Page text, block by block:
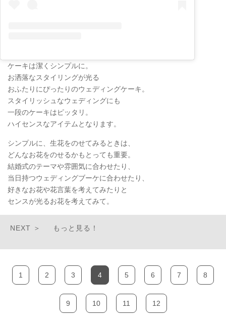
ケーキは潔くシンプルに。
お洒落なスタイリングが光る
おふたりにぴったりのウェディングケーキ。
スタイリッシュなウェディングにも
一段のケーキはピッタリ。
ハイセンスなアイテムとなります。
シンプルに、生花をのせてみるときは、
どんなお花をのせるかもとっても重要。
結婚式のテーマや雰囲気に合わせたり、
当日持つウェディングブーケに合わせたり、
好きなお花や花言葉を考えてみたりと
センスが光るお花を考えてみて。
もっと見る！
1 2 3 4 5 6 7 8
9 10 11 12